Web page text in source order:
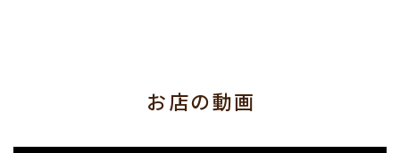
お店の動画